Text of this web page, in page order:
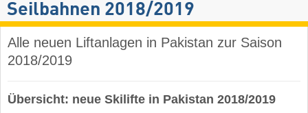
Seilbahnen 2018/2019
Alle neuen Liftanlagen in Pakistan zur Saison
2018/2019
Übersicht: neue Skilifte in Pakistan 2018/2019